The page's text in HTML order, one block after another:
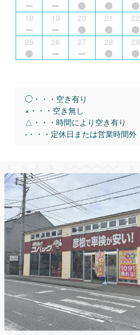
18 19 20 21 22
25 26 27 28 29
◯・・・空き有り
×・・・空き無し
△・・・時間により空き有り
-・・・定休日または営業時間外